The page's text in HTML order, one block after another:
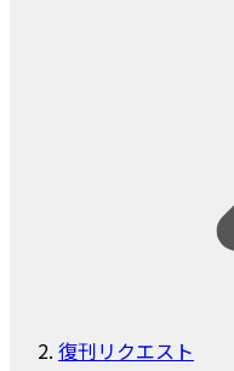
復刊リクエスト